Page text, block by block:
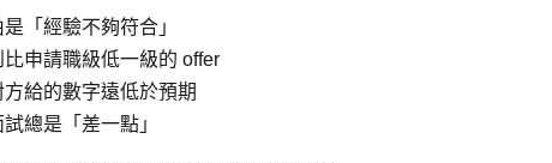
是「經驗不夠符合」
比申請職級低一級的 offer
方給的數字遠低於預期
試總是「差一點」